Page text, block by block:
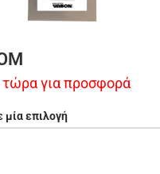
τώρα για προσφορά